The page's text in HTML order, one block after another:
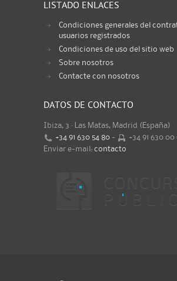
LISTADO ENLACES
Condiciones generales del
usuarios registrados
Condiciones de uso del sitio web
Sobre nosotros
Contacte con nosotros
DATOS DE CONTACTO
Ibiza, 3 · Las Matas, Madrid (España)
+34 91 630 54 80 -
+34 91 630 00
Enviar e-mail: contacto